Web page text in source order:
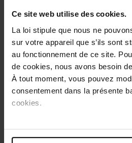
Ce site web utilise des cookies.
La loi stipule que nous ne
sur votre appareil que s’ils sont
au fonctionnement de ce site.
de cookies, nous avons besoin
À tout moment, vous pouvez
consentement dans la présente
cookies.
**analogue végétal de la kératine
Conseils d'utilisation
Avant d’appliquer votre
faire un test d’alerte allergie
application. Vous devez suivre